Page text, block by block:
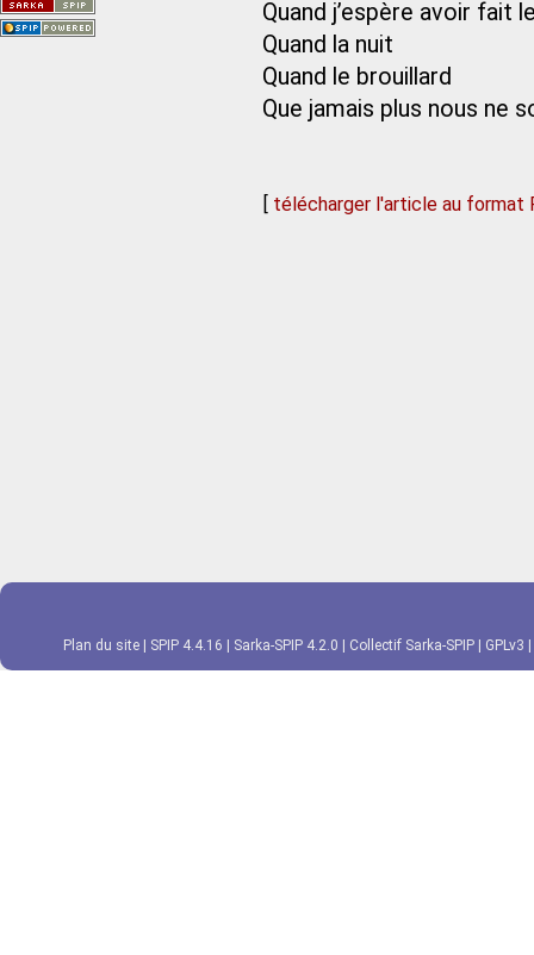
Quand j’espère avoir fait
Quand la nuit
Quand le brouillard
Que jamais plus nous ne
[ télécharger l'article au format
service ci-dessous.
(401 - Invalid API key. Please see
https://openweathermap.org/faq#error401
Plan du site SPIP 4.4.16 Sarka-SPIP 4.2.0 Collectif Sarka-SPIP GPLv3